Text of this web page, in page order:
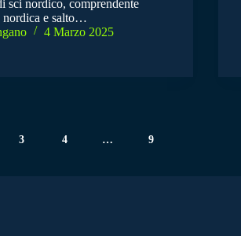
sci nordico, comprendente
nordica e salto…
4 Marzo 2025
3 4 … 9